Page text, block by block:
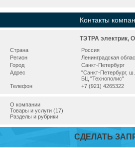
Контакты
ТЭТРА электрик,
Страна
Россия
Регион
Ленинградская
Город
Санкт-Петербург
Адрес
"Санкт-Петербург,
БЦ "Технополис"
Телефон
+7 (921) 4265322
О компании
Товары и услуги (17)
Разделы и рубрики
СДЕЛАТЬ